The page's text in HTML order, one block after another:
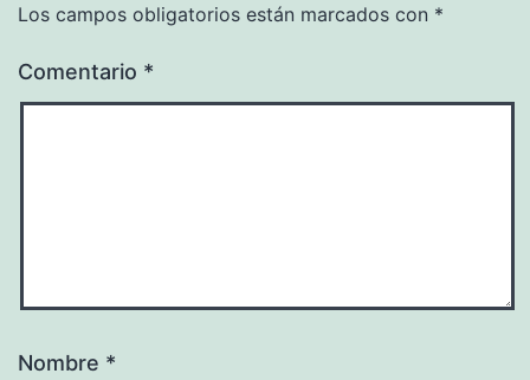
Los campos obligatorios están marcados con *
Comentario *
Nombre *